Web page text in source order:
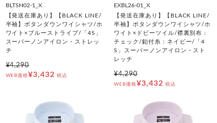
BLTSH02-1_X
【発送在庫あり】【BLACK LINE/
半袖】ボタンダウンワイシャツ/ホ
ワイト×ブルーストライプ/「4S」
スーパーノンアイロン・ストレッ
チ
¥4,290
WEB価格¥3,432 税込
EXBL26-01_X
【発送在庫あり】【BLACK LINE/
半袖】ボタンダウンワイシャツ/ホ
ワイト×ドビーツイル/襟裏別布：
チェック/釦付糸：ネイビー/「4
S」スーパーノンアイロン・スト
レッチ
¥4,290
WEB価格¥3,432 税込